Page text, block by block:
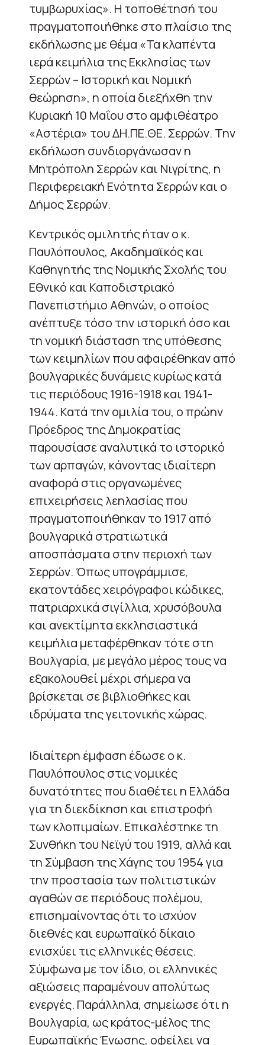
τυμβωρυχίας». Η τοποθέτησή του
πραγματοποιήθηκε στο πλαίσιο της
εκδήλωσης με θέμα «Τα κλαπέντα
ιερά κειμήλια της Εκκλησίας των
Σερρών – Ιστορική και Νομική
θεώρηση», η οποία διεξήχθη την
Κυριακή 10 Μαΐου στο αμφιθέατρο
«Αστέρια» του ΔΗ.ΠΕ.ΘΕ. Σερρών. Την
εκδήλωση συνδιοργάνωσαν η
Μητρόπολη Σερρών και Νιγρίτης, η
Περιφερειακή Ενότητα Σερρών και ο
Δήμος Σερρών.
Κεντρικός ομιλητής ήταν ο κ.
Παυλόπουλος, Ακαδημαϊκός και
Καθηγητής της Νομικής Σχολής του
Εθνικό και Καποδιστριακό
Πανεπιστήμιο Αθηνών, ο οποίος
ανέπτυξε τόσο την ιστορική όσο και
τη νομική διάσταση της υπόθεσης
των κειμηλίων που αφαιρέθηκαν από
βουλγαρικές δυνάμεις κυρίως κατά
τις περιόδους 1916-1918 και 1941-
1944. Κατά την ομιλία του, ο πρώην
Πρόεδρος της Δημοκρατίας
παρουσίασε αναλυτικά το ιστορικό
των αρπαγών, κάνοντας ιδιαίτερη
αναφορά στις οργανωμένες
επιχειρήσεις λεηλασίας που
πραγματοποιήθηκαν το 1917 από
βουλγαρικά στρατιωτικά
αποσπάσματα στην περιοχή των
Σερρών. Όπως υπογράμμισε,
εκατοντάδες χειρόγραφοι κώδικες,
πατριαρχικά σιγίλλια, χρυσόβουλα
και ανεκτίμητα εκκλησιαστικά
κειμήλια μεταφέρθηκαν τότε στη
Βουλγαρία, με μεγάλο μέρος τους να
εξακολουθεί μέχρι σήμερα να
βρίσκεται σε βιβλιοθήκες και
ιδρύματα της γειτονικής χώρας.
Ιδιαίτερη έμφαση έδωσε ο κ.
Παυλόπουλος στις νομικές
δυνατότητες που διαθέτει η Ελλάδα
για τη διεκδίκηση και επιστροφή
των κλοπιμαίων. Επικαλέστηκε τη
Συνθήκη του Νεϊγύ του 1919, αλλά και
τη Σύμβαση της Χάγης του 1954 για
την προστασία των πολιτιστικών
αγαθών σε περιόδους πολέμου,
επισημαίνοντας ότι το ισχύον
διεθνές και ευρωπαϊκό δίκαιο
ενισχύει τις ελληνικές θέσεις.
Σύμφωνα με τον ίδιο, οι ελληνικές
αξιώσεις παραμένουν απολύτως
ενεργές. Παράλληλα, σημείωσε ότι η
Βουλγαρία, ως κράτος-μέλος της
Ευρωπαϊκής Ένωσης, οφείλει να